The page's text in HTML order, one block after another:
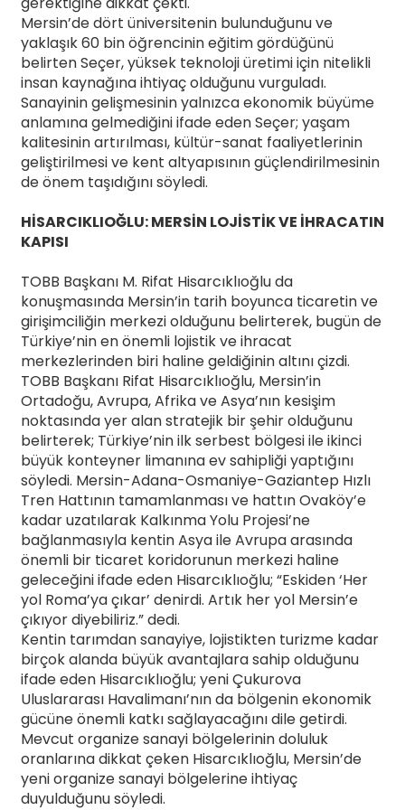
Mersin’de dört üniversitenin bulunduğunu ve
yaklaşık 60 bin öğrencinin eğitim gördüğünü
belirten Seçer, yüksek teknoloji üretimi için nitelikli
insan kaynağına ihtiyaç olduğunu vurguladı.
Sanayinin gelişmesinin yalnızca ekonomik büyüme
anlamına gelmediğini ifade eden Seçer; yaşam
kalitesinin artırılması, kültür-sanat faaliyetlerinin
geliştirilmesi ve kent altyapısının güçlendirilmesinin
de önem taşıdığını söyledi.
HİSARCIKLIOĞLU: MERSİN LOJİSTİK VE İHRACATIN
KAPISI
TOBB Başkanı M. Rifat Hisarcıklıoğlu da
konuşmasında Mersin’in tarih boyunca ticaretin ve
girişimciliğin merkezi olduğunu belirterek, bugün de
Türkiye’nin en önemli lojistik ve ihracat
merkezlerinden biri haline geldiğinin altını çizdi.
TOBB Başkanı Rifat Hisarcıklıoğlu, Mersin’in
Ortadoğu, Avrupa, Afrika ve Asya’nın kesişim
noktasında yer alan stratejik bir şehir olduğunu
belirterek; Türkiye’nin ilk serbest bölgesi ile ikinci
büyük konteyner limanına ev sahipliği yaptığını
söyledi. Mersin-Adana-Osmaniye-Gaziantep Hızlı
Tren Hattının tamamlanması ve hattın Ovaköy’e
kadar uzatılarak Kalkınma Yolu Projesi’ne
bağlanmasıyla kentin Asya ile Avrupa arasında
önemli bir ticaret koridorunun merkezi haline
geleceğini ifade eden Hisarcıklıoğlu; “Eskiden ‘Her
yol Roma’ya çıkar’ denirdi. Artık her yol Mersin’e
çıkıyor diyebiliriz.” dedi.
Kentin tarımdan sanayiye, lojistikten turizme kadar
birçok alanda büyük avantajlara sahip olduğunu
ifade eden Hisarcıklıoğlu; yeni Çukurova
Uluslararası Havalimanı’nın da bölgenin ekonomik
gücüne önemli katkı sağlayacağını dile getirdi.
Mevcut organize sanayi bölgelerinin doluluk
oranlarına dikkat çeken Hisarcıklıoğlu, Mersin’de
yeni organize sanayi bölgelerine ihtiyaç
duyulduğunu söyledi.